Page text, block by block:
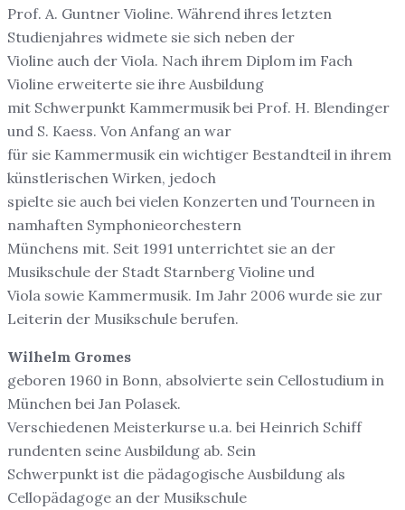
Prof. A. Guntner Violine. Während ihres letzten
Studienjahres widmete sie sich neben der
Violine auch der Viola. Nach ihrem Diplom im Fach
Violine erweiterte sie ihre Ausbildung
mit Schwerpunkt Kammermusik bei Prof. H. Blendinger
und S. Kaess. Von Anfang an war
für sie Kammermusik ein wichtiger Bestandteil in ihrem
künstlerischen Wirken, jedoch
spielte sie auch bei vielen Konzerten und Tourneen in
namhaften Symphonieorchestern
Münchens mit. Seit 1991 unterrichtet sie an der
Musikschule der Stadt Starnberg Violine und
Viola sowie Kammermusik. Im Jahr 2006 wurde sie zur
Leiterin der Musikschule berufen.
Wilhelm Gromes
geboren 1960 in Bonn, absolvierte sein Cellostudium in
München bei Jan Polasek.
Verschiedenen Meisterkurse u.a. bei Heinrich Schiff
rundenten seine Ausbildung ab. Sein
Schwerpunkt ist die pädagogische Ausbildung als
Cellopädagoge an der Musikschule